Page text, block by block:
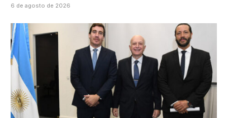
6 de agosto de 2026